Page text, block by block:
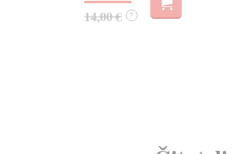
14,00 € ?